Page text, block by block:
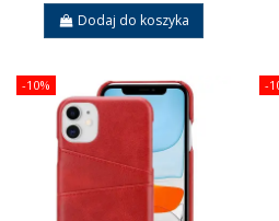
Dodaj do koszyka
-10% -